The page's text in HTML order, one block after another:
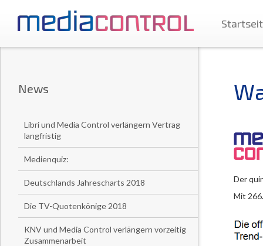
News
Libri und Media Control verlängern Vertrag
langfristig
Medienquiz:
Deutschlands Jahrescharts 2018
Die TV-Quotenkönige 2018
KNV und Media Control verlängern vorzeitig
Zusammenarbeit
Der
Mit